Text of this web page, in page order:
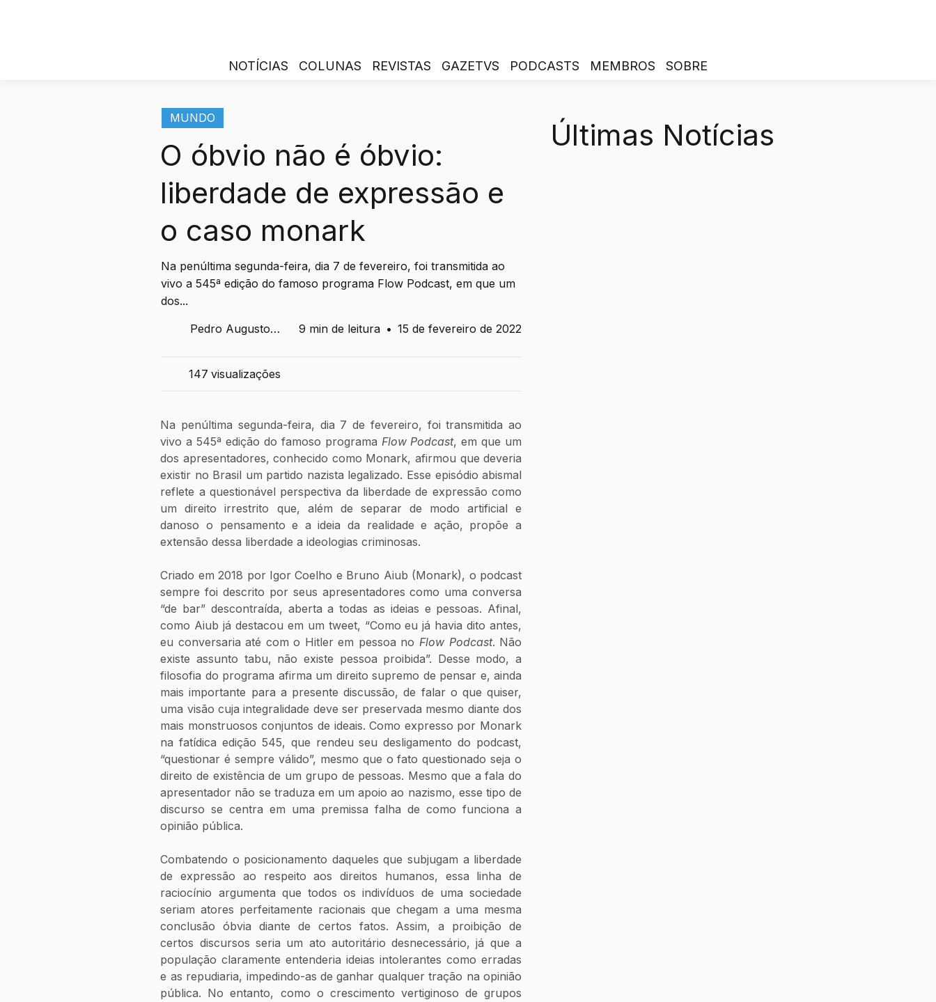
NOTÍCIAS COLUNAS REVISTAS GAZETVS PODCASTS MEMBROS SOBRE
MUNDO
O óbvio não é óbvio:
liberdade de expressão e
o caso monark
Na penúltima segunda-feira, dia 7 de fevereiro, foi transmitida ao
vivo a 545ª edição do famoso programa Flow Podcast, em que um
dos...
Pedro Augusto
9 min de leitura • 15 de fevereiro de 2022
147 visualizações
Na penúltima segunda-feira, dia 7 de fevereiro, foi transmitida ao
vivo a 545ª edição do famoso programa Flow Podcast, em que um
dos apresentadores, conhecido como Monark, afirmou que deveria
existir no Brasil um partido nazista legalizado. Esse episódio abismal
reflete a questionável perspectiva da liberdade de expressão como
um direito irrestrito que, além de separar de modo artificial e
danoso o pensamento e a ideia da realidade e ação, propõe a
extensão dessa liberdade a ideologias criminosas.
Criado em 2018 por Igor Coelho e Bruno Aiub (Monark), o podcast
sempre foi descrito por seus apresentadores como uma conversa
“de bar” descontraída, aberta a todas as ideias e pessoas. Afinal,
como Aiub já destacou em um tweet, “Como eu já havia dito antes,
eu conversaria até com o Hitler em pessoa no Flow Podcast. Não
existe assunto tabu, não existe pessoa proibida”. Desse modo, a
filosofia do programa afirma um direito supremo de pensar e, ainda
mais importante para a presente discussão, de falar o que quiser,
uma visão cuja integralidade deve ser preservada mesmo diante dos
mais monstruosos conjuntos de ideais. Como expresso por Monark
na fatídica edição 545, que rendeu seu desligamento do podcast,
“questionar é sempre válido”, mesmo que o fato questionado seja o
direito de existência de um grupo de pessoas. Mesmo que a fala do
apresentador não se traduza em um apoio ao nazismo, esse tipo de
discurso se centra em uma premissa falha de como funciona a
opinião pública.
Combatendo o posicionamento daqueles que subjugam a liberdade
de expressão ao respeito aos direitos humanos, essa linha de
raciocínio argumenta que todos os indivíduos de uma sociedade
seriam atores perfeitamente racionais que chegam a uma mesma
conclusão óbvia diante de certos fatos. Assim, a proibição de
certos discursos seria um ato autoritário desnecessário, já que a
população claramente entenderia ideias intolerantes como erradas
e as repudiaria, impedindo-as de ganhar qualquer tração na opinião
pública. No entanto, como o crescimento vertiginoso de grupos
Últimas Notícias